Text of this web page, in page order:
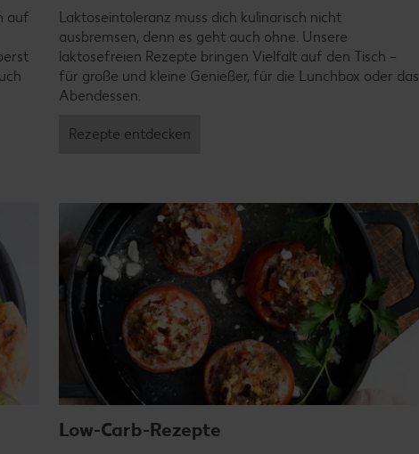
auf
Laktoseintoleranz muss dich kulinarisch nicht
ausbremsen, denn es geht auch ohne. Unsere
laktosefreien Rezepte bringen Vielfalt auf den Tisch –
für große und kleine Genießer, für die Lunchbox oder das
Abendessen.
Rezepte entdecken
Low-Carb-Rezepte